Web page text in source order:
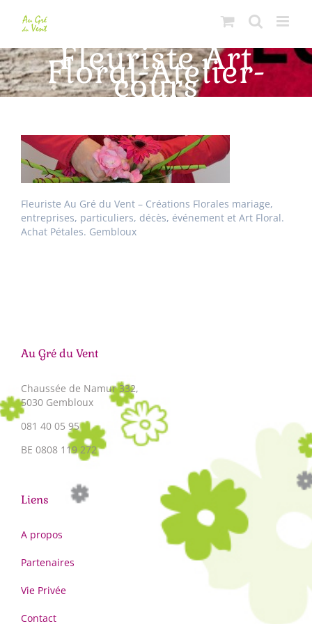
contenu
Fleuriste Art
Floral-Atelier-
cours
Fleuriste Au Gré du Vent – Créations Florales mariage,
entreprises, particuliers, décès, événement et Art Floral.
Achat Pétales. Gembloux
Au Gré du Vent
Chaussée de Namur 332,
5030 Gembloux
081 40 05 95
BE 0808 119 272
Liens
A propos
Partenaires
Vie Privée
Contact